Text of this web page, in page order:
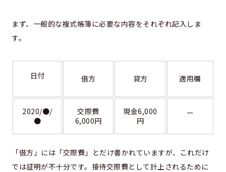
まず、一般的な複式帳簿に必要な内容をそれぞれ記入しま
す。
日付 借方 貸方 適用欄
2020/●/
●
交際費
6,000円
現金6,000
円
ー
「借方」には「交際費」とだけ書かれていますが、これだけ
では証明が不十分です。接待交際費として計上されるために